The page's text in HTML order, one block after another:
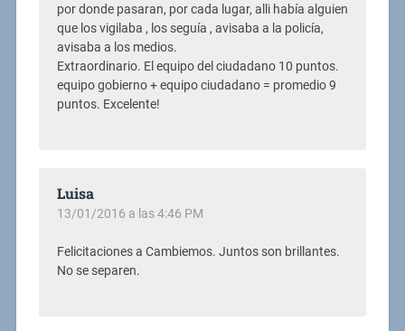
por donde pasaran, por cada lugar, alli había alguien
que los vigilaba , los seguía , avisaba a la policía,
avisaba a los medios.
Extraordinario. El equipo del ciudadano 10 puntos.
equipo gobierno + equipo ciudadano = promedio 9
puntos. Excelente!
Luisa
13/01/2016 a las 4:46 PM
Felicitaciones a Cambiemos. Juntos son brillantes.
No se separen.